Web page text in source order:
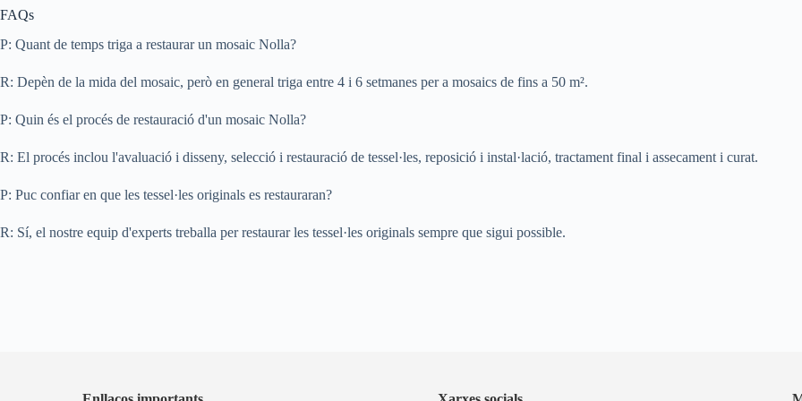
FAQs
P: Quant de temps triga a restaurar un mosaic Nolla?
R: Depèn de la mida del mosaic, però en general triga entre 4 i 6 setmanes per a mosaics de fins a 50 m².
P: Quin és el procés de restauració d'un mosaic Nolla?
R: El procés inclou l'avaluació i disseny, selecció i restauració de tessel·les, reposició i instal·lació, tractament final i assecament i curat.
P: Puc confiar en que les tessel·les originals es restauraran?
R: Sí, el nostre equip d'experts treballa per restaurar les tessel·les originals sempre que sigui possible.